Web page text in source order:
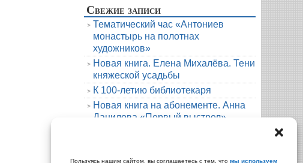
Пользуясь нашим сайтом, вы соглашаетесь с тем, что мы используем
Свежие записи
Тематический час «Антониев
монастырь на полотнах
художников»
Новая книга. Елена Михалёва. Тени
княжеской усадьбы
К 100-летию библиотекаря
Новая книга на абонементе. Анна
Данилова «Первый выстрел»